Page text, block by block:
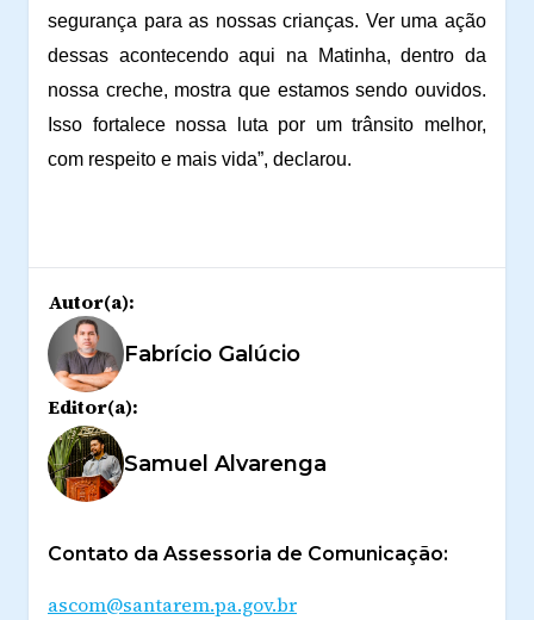
segurança para as nossas crianças. Ver uma ação
dessas acontecendo aqui na Matinha, dentro da
nossa creche, mostra que estamos sendo ouvidos.
Isso fortalece nossa luta por um trânsito melhor,
com respeito e mais vida”, declarou.
Autor(a):
Fabrício Galúcio
Editor(a):
Samuel Alvarenga
Contato da Assessoria de Comunicação:
ascom@santarem.pa.gov.br